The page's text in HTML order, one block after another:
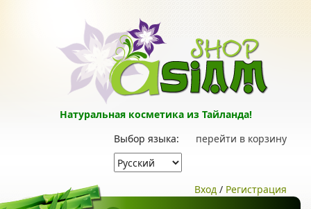
Натуральная косметика из Тайланда!
перейти в корзину
Выбор языка:
Вход / Регистрация